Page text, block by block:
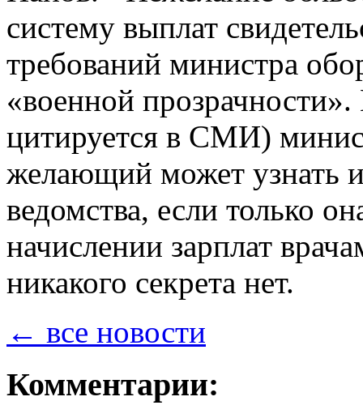
систему выплат
требований министра
«военной
цитируется в СМИ)
желающий может узнать
ведомства, если только
начислении зарплат
никакого секрета нет.
← все новости
Комментарии: